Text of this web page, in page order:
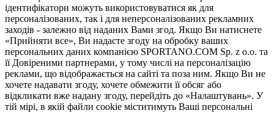
ідентифікатори можуть використовуватися як для
персоналізованих, так і для неперсоналізованих рекламних
заходів - залежно від наданих Вами згод. Якщо Ви натиснете
«Прийняти все», Ви надасте згоду на обробку ваших
персональних даних компанією SPORTANO.COM Sp. z o.o. та
її Довіреними партнерами, у тому числі на персоналізацію
реклами, що відображається на сайті та поза ним. Якщо Ви не
хочете надавати згоду, хочете обмежити її обсяг або
відкликати вже надану згоду, перейдіть до «Налаштувань». У
тій мірі, в якій файли cookie міститимуть Ваші персональні